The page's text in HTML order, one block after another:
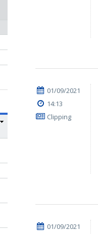
01/09/2021
14:13
Clipping
01/09/2021